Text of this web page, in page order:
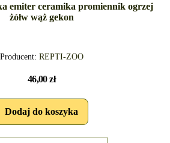
emiter ceramika promiennik ogrzej
żółw wąż gekon
Producent: REPTI-ZOO
46,00 zł